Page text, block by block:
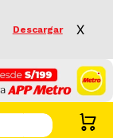
Descargar X